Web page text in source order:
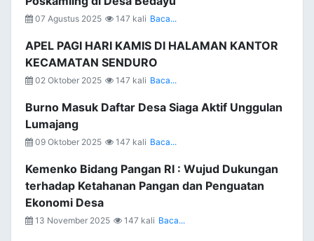
07 Agustus 2025 147 kali Baca...
APEL PAGI HARI KAMIS DI HALAMAN KANTOR
KECAMATAN SENDURO
02 Oktober 2025 147 kali Baca...
Burno Masuk Daftar Desa Siaga Aktif Unggulan
Lumajang
09 Oktober 2025 147 kali Baca...
Kemenko Bidang Pangan RI : Wujud Dukungan
terhadap Ketahanan Pangan dan Penguatan
Ekonomi Desa
13 November 2025 147 kali Baca...